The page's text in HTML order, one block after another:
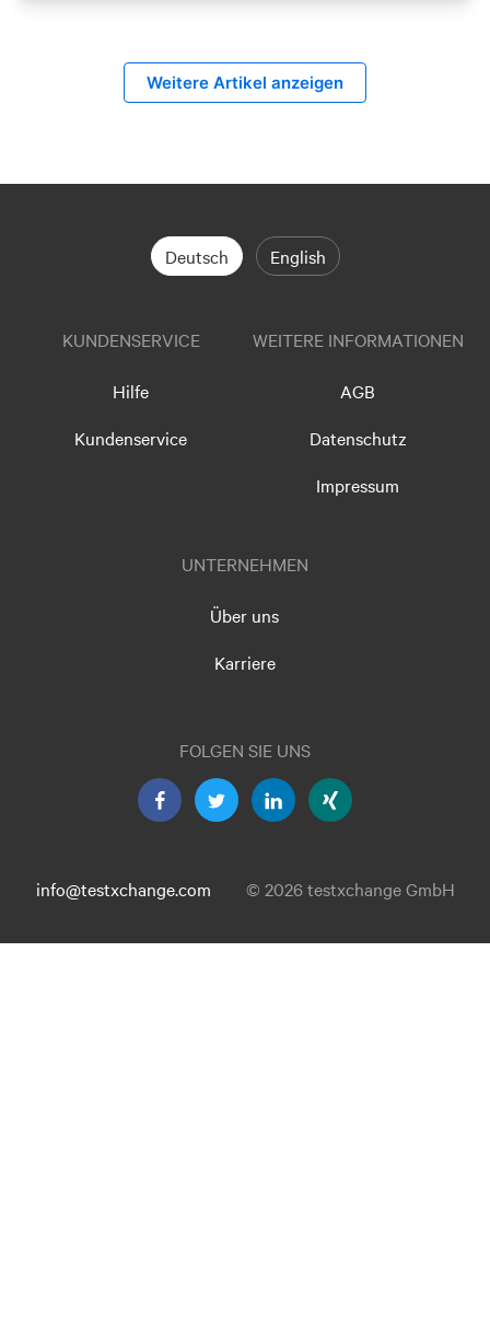
Weitere Artikel anzeigen
Deutsch English
KUNDENSERVICE
Hilfe
Kundenservice
WEITERE INFORMATIONEN
AGB
Datenschutz
Impressum
UNTERNEHMEN
Über uns
Karriere
FOLGEN SIE UNS
info@testxchange.com © 2026 testxchange GmbH